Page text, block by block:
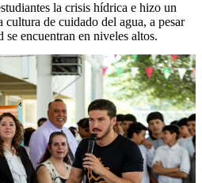
la crisis hídrica e hizo un
cultura de cuidado del agua, a pesar
se encuentran en niveles altos.